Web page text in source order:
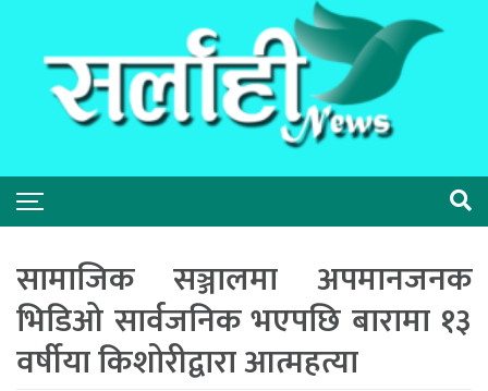
सामाजिक सञ्जालमा अपमानजनक
भिडिओ सार्वजनिक भएपछि बारामा १३
वर्षीया किशोरीद्वारा आत्महत्या